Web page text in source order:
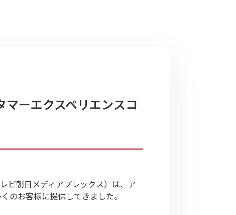
ーエクスペリエンスコ
ビ朝日メディアプレックス）は、ア
のお客様に提供してきました。